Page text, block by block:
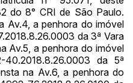
do 8° CRI de São Paulo.
Av.4, a penhora do imóvel
da 3ª Vara
Av.5, a penhora do imóvel
da 5ª
na Av.6, a penhora do
TIAGOFELIPE R$ 1,00
TIAGOFELIPE R$ 1,00
TIAGOFELIPE R$ 1,00